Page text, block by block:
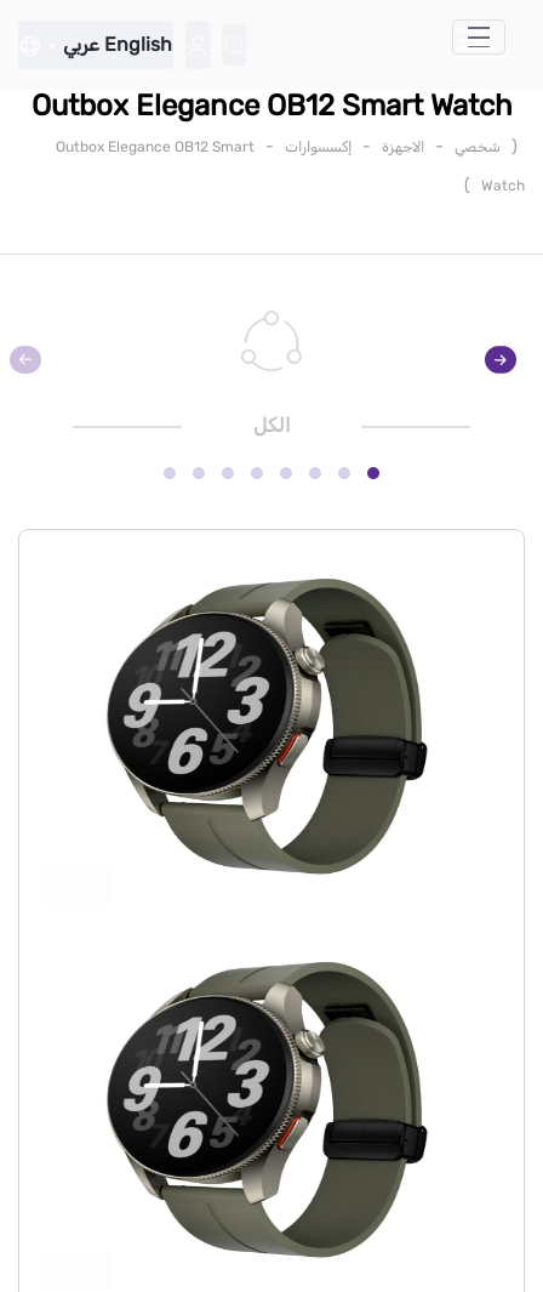
تخطي إلى المحتوى الرئيسي
English عربي
Outbox Elegance OB12 Smart Watch
( شخصي - الاجهزة - إكسسوارات -
Outbox Elegance OB12 Smart
Watch
)
الكل